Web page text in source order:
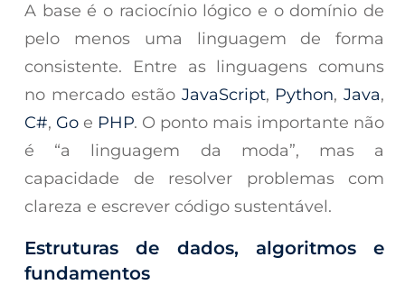
A base é o raciocínio lógico e o domínio de
pelo menos uma linguagem de forma
consistente. Entre as linguagens comuns
no mercado estão JavaScript, Python, Java,
C#, Go e PHP. O ponto mais importante não
é “a linguagem da moda”, mas a
capacidade de resolver problemas com
clareza e escrever código sustentável.
Estruturas de dados, algoritmos e
fundamentos